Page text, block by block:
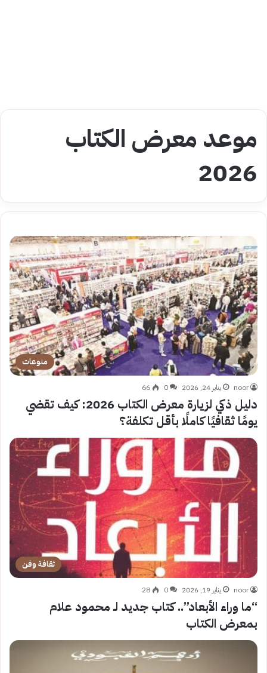
موعد معرض الكتاب
2026
منوعات
noor يناير 24, 2026 0
66
دليل ذكي لزيارة معرض الكتاب 2026: كيف تقضي
يومًا ثقافيًا كاملًا بأقل تكلفة؟
ثقافة وفن
noor يناير 19, 2026 0
28
“ما وراء الأبعاد”.. كتاب جديد لـ محمود علام
بمعرض الكتاب